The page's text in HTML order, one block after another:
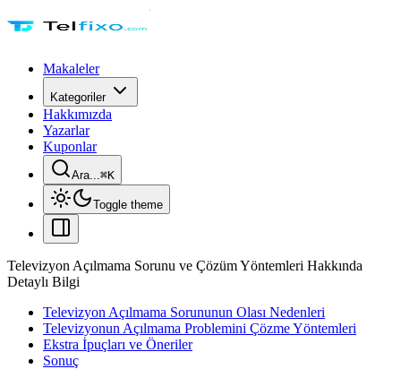
Makaleler
Kategoriler
Hakkımızda
Yazarlar
Kuponlar
Ara...⌘K
Toggle theme
Televizyon Açılmama Sorunu ve Çözüm Yöntemleri Hakkında
Detaylı Bilgi
Televizyon Açılmama Sorununun Olası Nedenleri
Televizyonun Açılmama Problemini Çözme Yöntemleri
Ekstra İpuçları ve Öneriler
Sonuç